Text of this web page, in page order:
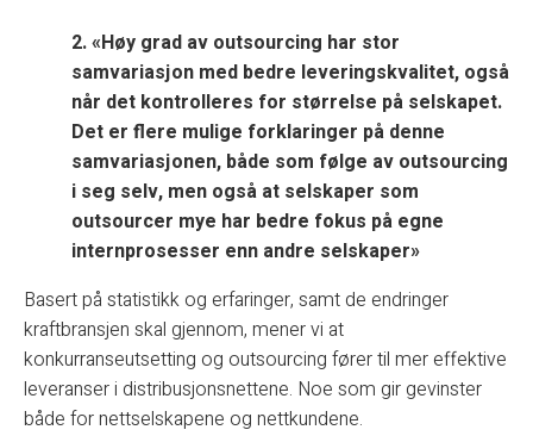
2. «Høy grad av outsourcing har stor
samvariasjon med bedre leveringskvalitet, også
når det kontrolleres for størrelse på selskapet.
Det er flere mulige forklaringer på denne
samvariasjonen, både som følge av outsourcing
i seg selv, men også at selskaper som
outsourcer mye har bedre fokus på egne
internprosesser enn andre selskaper»
Basert på statistikk og erfaringer, samt de endringer
kraftbransjen skal gjennom, mener vi at
konkurranseutsetting og outsourcing fører til mer effektive
leveranser i distribusjonsnettene. Noe som gir gevinster
både for nettselskapene og nettkundene.